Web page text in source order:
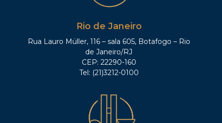
Rio de Janeiro
Rua Lauro Müller, 116 – sala 605, Botafogo – Rio
de Janeiro/RJ
CEP: 22290-160
Tel: (21)3212-0100